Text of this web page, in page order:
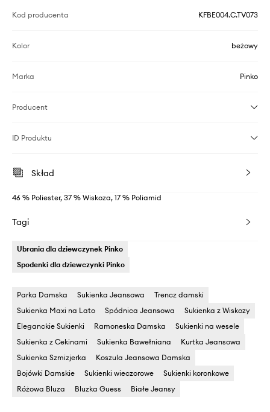
Kod producenta KFBE004.C.TV073
Kolor beżowy
Marka Pinko
Producent
ID Produktu
Skład
46 % Poliester, 37 % Wiskoza, 17 % Poliamid
Tagi
Ubrania dla dziewczynek Pinko
Spodenki dla dziewczynki Pinko
Parka Damska Sukienka Jeansowa
Trencz damski
Sukienka Maxi na Lato
Spódnica Jeansowa
Sukienka z Wiskozy
Eleganckie Sukienki
Ramoneska Damska
Sukienki na wesele
Sukienka z Cekinami
Sukienka Bawełniana
Kurtka Jeansowa
Sukienka Szmizjerka
Koszula Jeansowa Damska
Bojówki Damskie
Sukienki wieczorowe
Sukienki koronkowe
Różowa Bluza
Bluzka Guess Białe Jeansy